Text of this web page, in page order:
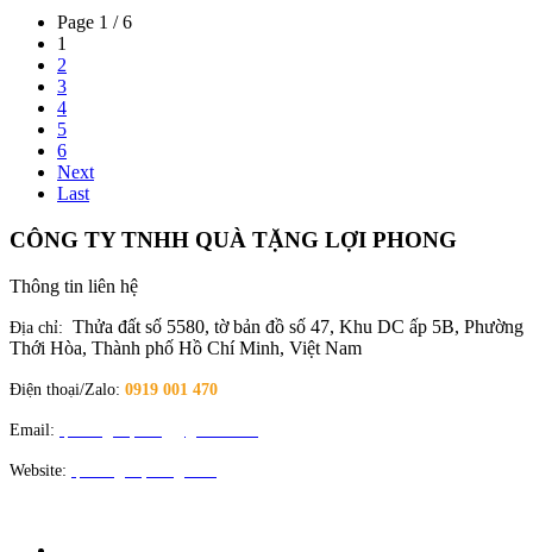
Page 1 / 6
1
2
3
4
5
6
Next
Last
CÔNG TY TNHH QUÀ TẶNG LỢI PHONG
Thông tin liên hệ
Địa chỉ: Thửa đất số 5580, tờ bản đồ số 47, Khu DC ấp 5B, Phường
Thới Hòa, Thành phố Hồ Chí Minh, Việt Nam
Điện thoại/Zalo: 0919 001 470
Email:
Website: